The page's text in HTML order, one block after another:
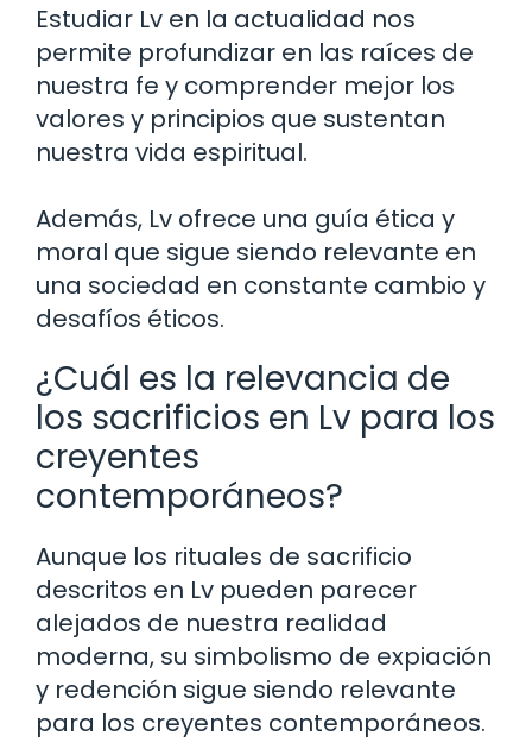
Estudiar Lv en la actualidad nos
permite profundizar en las raíces de
nuestra fe y comprender mejor los
valores y principios que sustentan
nuestra vida espiritual.
Además, Lv ofrece una guía ética y
moral que sigue siendo relevante en
una sociedad en constante cambio y
desafíos éticos.
¿Cuál es la relevancia de
los sacrificios en Lv para los
creyentes
contemporáneos?
Aunque los rituales de sacrificio
descritos en Lv pueden parecer
alejados de nuestra realidad
moderna, su simbolismo de expiación
y redención sigue siendo relevante
para los creyentes contemporáneos.